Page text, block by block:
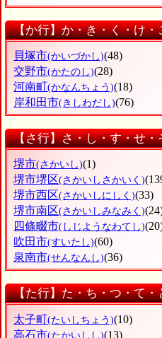
【か行】か・き・く・け・
貝塚市(かいづかし)(48)
交野市(かたのし)(28)
河南町(かなんちょう)(18)
岸和田市(きしわだし)(76)
【さ行】さ・し・す・せ・
堺市(さかいし)(1)
堺市堺区(さかいしさかいく)
堺市西区(さかいしにしく)
堺市南区(さかいしみなみく)
四條畷市(しじようなわてし)
吹田市(すいたし)(60)
泉南市(せんなんし)(36)
【た行】た・ち・つ・て・
太子町(たいしちょう)(10)
高石市(たかいしし)(13)